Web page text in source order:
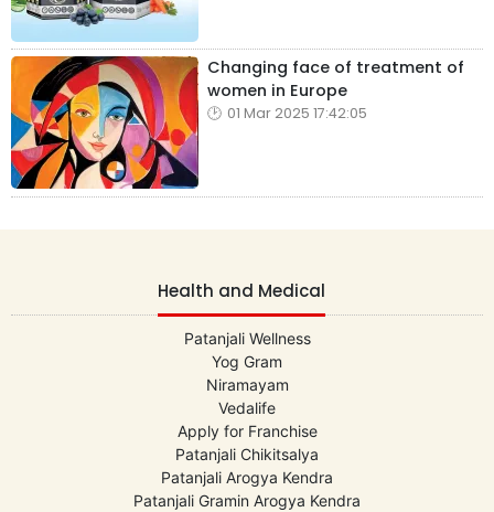
Changing face of treatment of
women in Europe
01 Mar 2025 17:42:05
Health and Medical
Patanjali Wellness
Yog Gram
Niramayam
Vedalife
Apply for Franchise
Patanjali Chikitsalya
Patanjali Arogya Kendra
Patanjali Gramin Arogya Kendra